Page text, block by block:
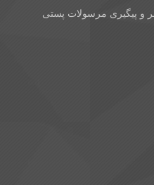
و پیگیری مرسولات پستی